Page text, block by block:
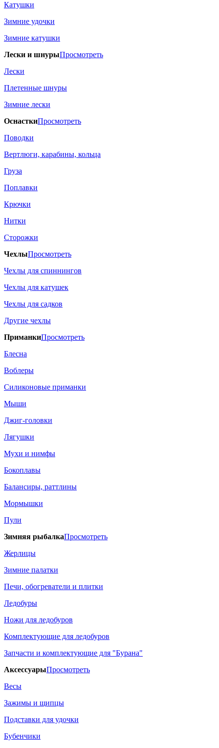
Катушки
Зимние удочки
Зимние катушки
Лески и шнурыПросмотреть
Лески
Плетенные шнуры
Зимние лески
ОснасткиПросмотреть
Поводки
Вертлюги, карабины, кольца
Груза
Поплавки
Крючки
Нитки
Сторожки
ЧехлыПросмотреть
Чехлы для спиннингов
Чехлы для катушек
Чехлы для садков
Другие чехлы
ПриманкиПросмотреть
Блесна
Воблеры
Силиконовые приманки
Мыши
Джиг-головки
Лягушки
Мухи и нимфы
Бокоплавы
Балансиры, раттлины
Мормышки
Пули
Зимняя рыбалкаПросмотреть
Жерлицы
Зимние палатки
Печи, обогреватели и плитки
Ледобуры
Ножи для ледобуров
Комплектующие для ледобуров
Запчасти и комплектующие для "Бурана"
АксессуарыПросмотреть
Весы
Зажимы и щипцы
Подставки для удочки
Бубенчики